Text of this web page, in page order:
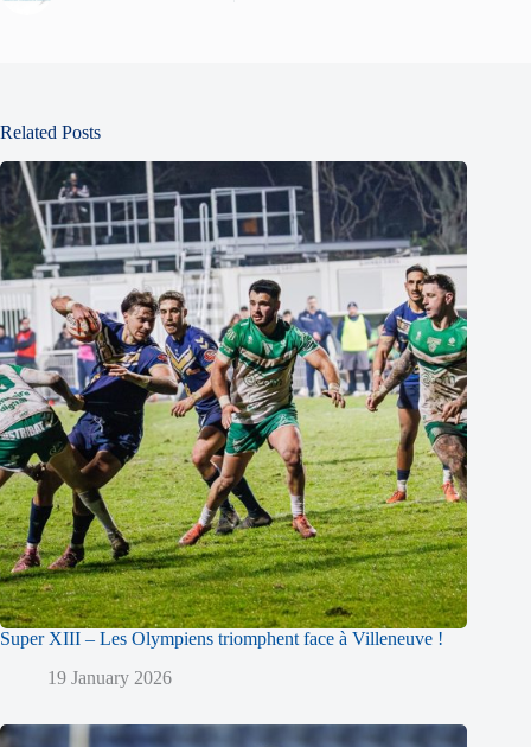
Related Posts
Super XIII – Les Olympiens triomphent face à Villeneuve !
19 January 2026